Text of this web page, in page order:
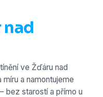
nad
ve Žďáru nad
a namontujeme
bez starostí a přímo u